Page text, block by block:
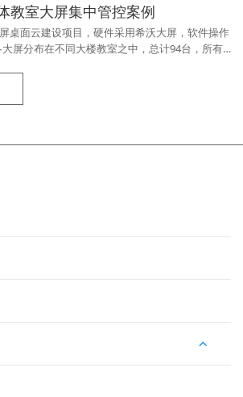
教室大屏集中管控案例
桌面云建设项目，硬件采用希沃大屏，软件操作
屏分布在不同大楼教室之中，总计94台，所有
四个不同批次不同配置的教学大屏使用一套桌面
且要求用同一模板管理；安装希沃相关软件（希
管家，班级优化大师，希沃易课堂，希沃白板